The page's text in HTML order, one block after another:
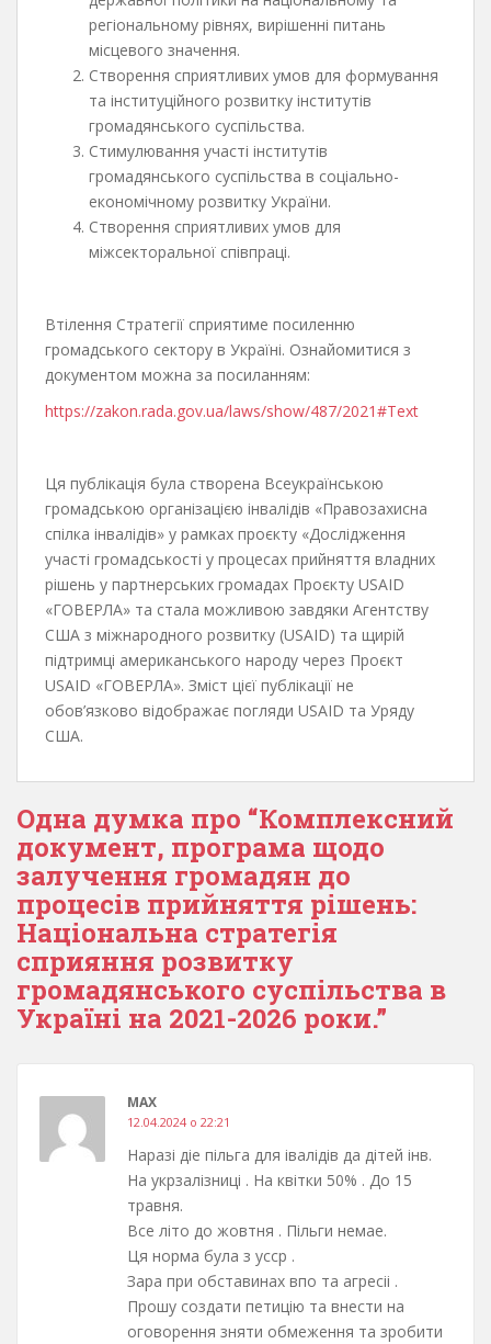
регіональному рівнях, вирішенні питань
місцевого значення.
Створення сприятливих умов для формування
та інституційного розвитку інститутів
громадянського суспільства.
Стимулювання участі інститутів
громадянського суспільства в соціально-
економічному розвитку України.
Створення сприятливих умов для
міжсекторальної співпраці.
Втілення Стратегії сприятиме посиленню
громадського сектору в Україні. Ознайомитися з
документом можна за посиланням:
https://zakon.rada.gov.ua/laws/show/487/2021#Text
Ця публікація була створена Всеукраїнською
громадською організацією інвалідів «Правозахисна
спілка інвалідів» у рамках проєкту «Дослідження
участі громадськості у процесах прийняття владних
рішень у партнерських громадах Проєкту USAID
«ГОВЕРЛА» та стала можливою завдяки Агентству
США з міжнародного розвитку (USAID) та щирій
підтримці американського народу через Проєкт
USAID «ГОВЕРЛА». Зміст цієї публікації не
обов’язково відображає погляди USAID та Уряду
США.
Одна думка про “Комплексний
документ, програма щодо
залучення громадян до
процесів прийняття рішень:
Національна стратегія
сприяння розвитку
громадянського суспільства в
Україні на 2021-2026 роки.”
MAX
12.04.2024 о 22:21
Наразі діе пільга для івалідів да дітей інв.
На укрзалізниці . На квітки 50% . До 15
травня.
Все літо до жовтня . Пільги немае.
Ця норма була з усср .
Зара при обставинах впо та агресіі .
Прошу создати петицію та внести на
оговорення зняти обмеження та зробити